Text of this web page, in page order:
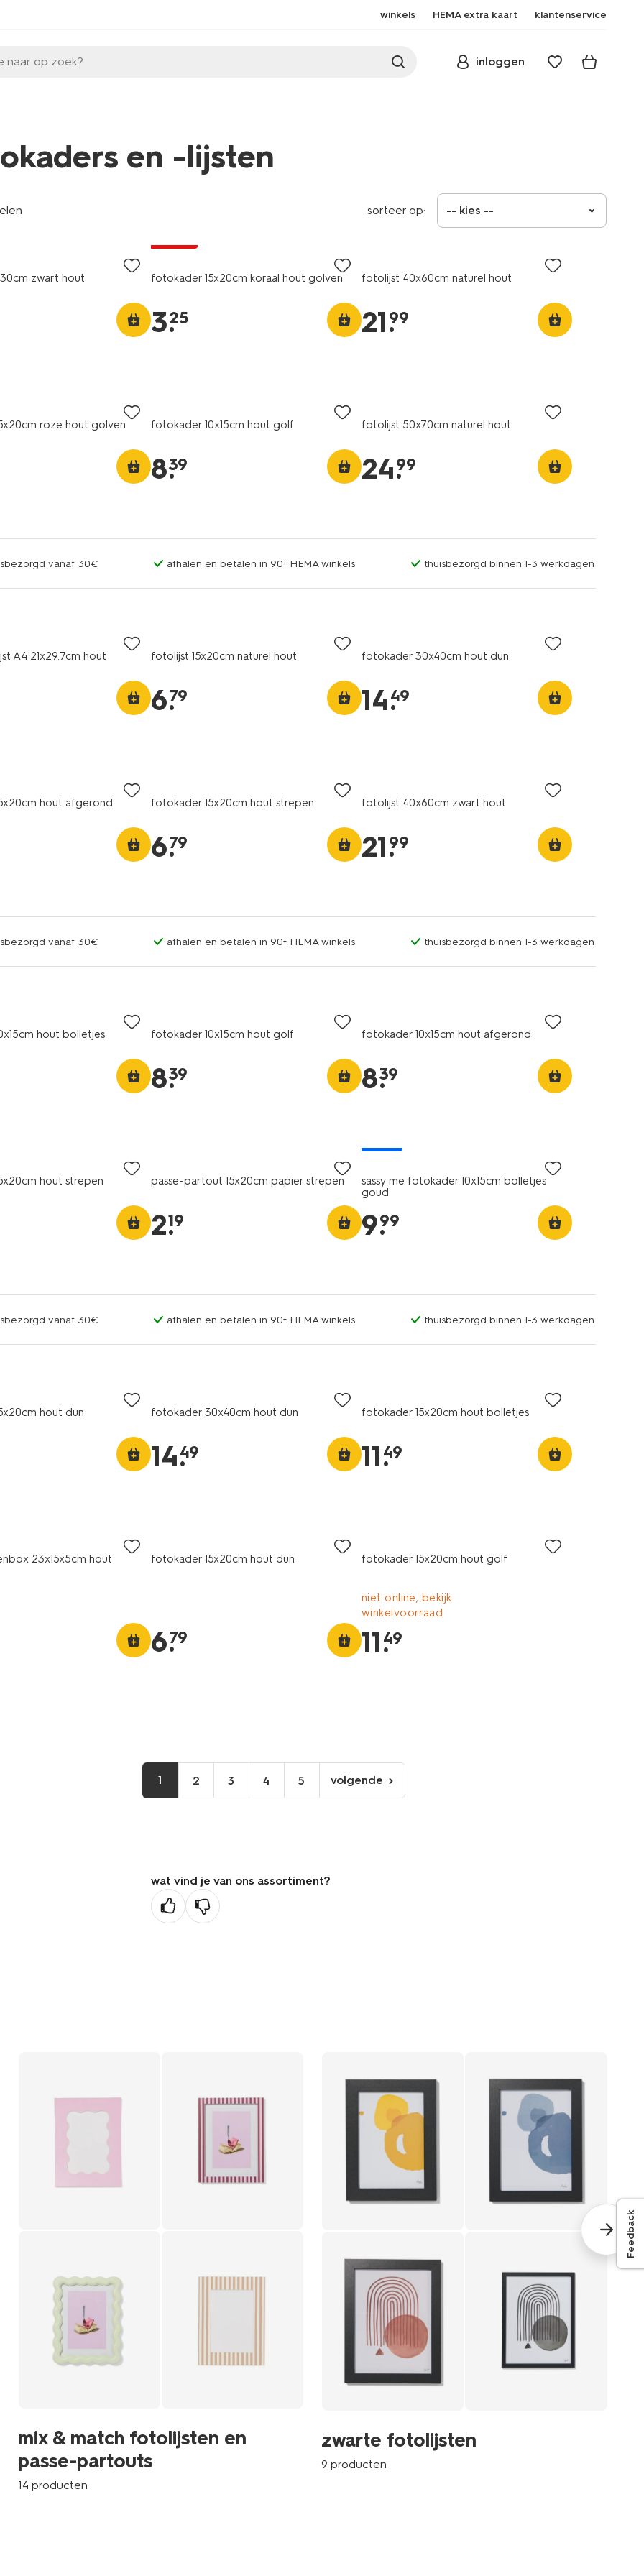
winkels HEMA extra kaart klantenservice
naar op zoek? inloggen
en -lijsten
sorteer op: -- kies --
zwart hout fotokader 15x20cm koraal hout golven
3.
25
fotolijst 40x60cm naturel hout
21.
99
roze hout golven fotokader 10x15cm hout golf
8.
39
fotolijst 50x70cm naturel hout
24.
99
vanaf 30€ afhalen en betalen in 90+ HEMA winkels thuisbezorgd binnen 1-3 werkdagen
A4 21x29.7cm hout fotolijst 15x20cm naturel hout
6.
79
fotokader 30x40cm hout dun
14.
49
hout afgerond fotokader 15x20cm hout strepen
6.
79
fotolijst 40x60cm zwart hout
21.
99
vanaf 30€ afhalen en betalen in 90+ HEMA winkels thuisbezorgd binnen 1-3 werkdagen
hout bolletjes fotokader 10x15cm hout golf
8.
39
fotokader 10x15cm hout afgerond
8.
39
hout strepen passe-partout 15x20cm papier strepen
2.
19
sassy me fotokader 10x15cm bolletjes
goud
9.
99
vanaf 30€ afhalen en betalen in 90+ HEMA winkels thuisbezorgd binnen 1-3 werkdagen
hout dun fotokader 30x40cm hout dun
14.
49
fotokader 15x20cm hout bolletjes
11.
49
23x15x5cm hout fotokader 15x20cm hout dun
6.
79
fotokader 15x20cm hout golf
niet online, bekijk
winkelvoorraad
11.
49
1 2 3 4 5
volgende
pagina
volgende
wat vind je van ons assortiment?
mix & match fotolijsten en
passe-partouts
14 producten
zwarte fotolijsten
9 producten
Feedback